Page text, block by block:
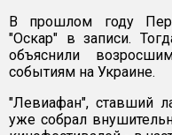
В прошлом году
"Оскар" в записи.
объяснили
событиям на Украине.
"Левиафан", ставший
уже собрал